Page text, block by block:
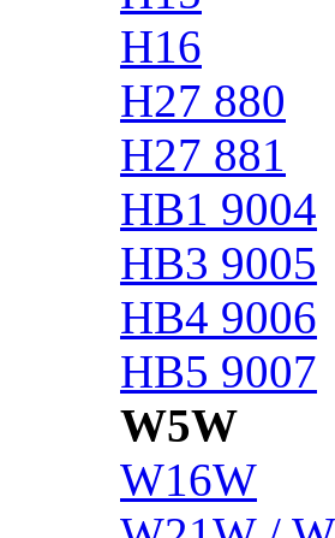
H16
H27 880
H27 881
HB1 9004
HB3 9005
HB4 9006
HB5 9007
W5W
W16W